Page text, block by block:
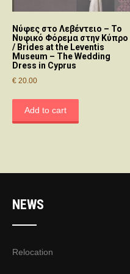
Νύφες στο Λεβέντειο – Το
Νυφικό Φόρεμα στην Κύπρο
/ Brides at the Leventis
Museum – The Wedding
Dress in Cyprus
€ 20.00
Add to cart
NEWS
Relocation